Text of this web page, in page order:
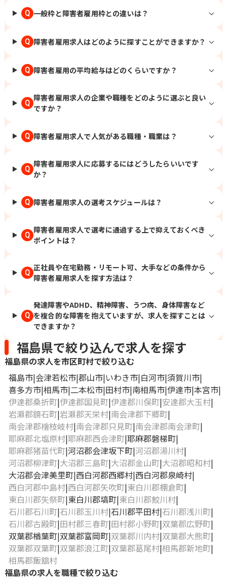
Q 一般枠と障害者雇用枠との違いは？
Q 障害者雇用求人はどのように探すことができますか？
Q 障害者雇用の平均給与はどのくらいですか？
Q
障害者雇用求人の企業や職種をどのように選ぶと良い
ですか？
Q 障害者雇用求人で人気がある職種・職業は？
Q
障害者雇用求人に応募するにはどうしたらいいです
か？
Q 障害者雇用求人の選考スケジュールは？
Q
障害者雇用求人で選考に通過する上で抑えておくべき
ポイントは？
Q
正社員や在宅勤務・リモート可、大手などの条件から
障害者雇用求人を探す方法は？
Q
発達障害やADHD、精神障害、うつ病、身体障害など
を複合的な障害を抱えていますが、求人を探すことは
できますか？
福島県で絞り込んで求人を探す
福島県の求人を市区町村で絞り込む
福島市 会津若松市 郡山市 いわき市 白河市 須賀川市
喜多方市 相馬市 二本松市 田村市 南相馬市 伊達市 本宮市
伊達郡桑折町 伊達郡国見町 伊達郡川俣町 安達郡大玉村
岩瀬郡鏡石町 岩瀬郡天栄村 南会津郡下郷町
南会津郡檜枝岐村 南会津郡只見町 南会津郡南会津町
耶麻郡北塩原村 耶麻郡西会津町 耶麻郡磐梯町
耶麻郡猪苗代町 河沼郡会津坂下町 河沼郡湯川村
河沼郡柳津町 大沼郡三島町 大沼郡金山町 大沼郡昭和村
大沼郡会津美里町 西白河郡西郷村 西白河郡泉崎村
西白河郡中島村 西白河郡矢吹町 東白川郡棚倉町
東白川郡矢祭町 東白川郡塙町 東白川郡鮫川村
石川郡石川町 石川郡玉川村 石川郡平田村 石川郡浅川町
石川郡古殿町 田村郡三春町 田村郡小野町 双葉郡広野町
双葉郡楢葉町 双葉郡富岡町 双葉郡川内村 双葉郡大熊町
双葉郡双葉町 双葉郡浪江町 双葉郡葛尾村 相馬郡新地町
相馬郡飯舘村
福島県の求人を職種で絞り込む